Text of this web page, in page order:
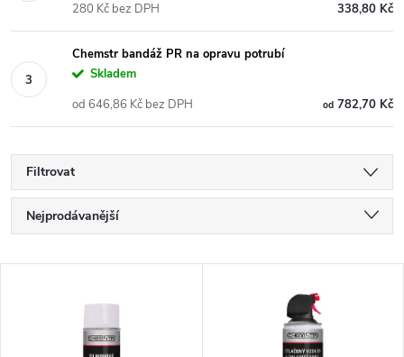
338,80 Kč
280 Kč bez DPH
Chemstr bandáž PR na opravu potrubí
Skladem
od782,70 Kč
od 646,86 Kč bez DPH
Filtrovat
Ř
a
Nejprodávanější